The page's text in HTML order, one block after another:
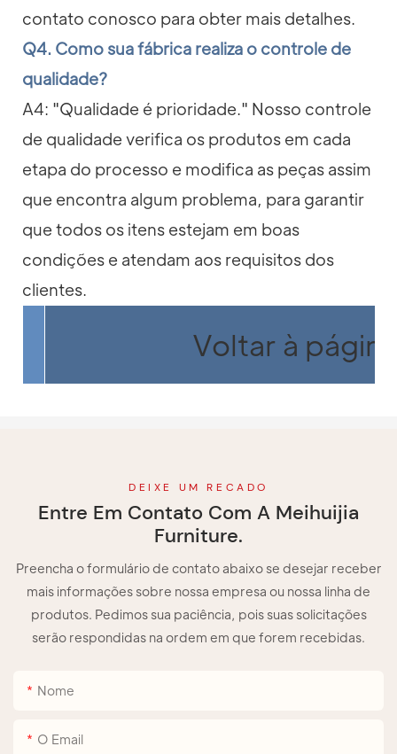
contato conosco para obter mais detalhes.
Q4. Como sua fábrica realiza o controle de
qualidade?
A4: "Qualidade é prioridade." Nosso controle
de qualidade verifica os produtos em cada
etapa do processo e modifica as peças assim
que encontra algum problema, para garantir
que todos os itens estejam em boas
condições e atendam aos requisitos dos
clientes.
Voltar à
DEIXE UM RECADO
Entre Em Contato Com A Meihuijia
Furniture.
Preencha o formulário de contato abaixo se desejar receber
mais informações sobre nossa empresa ou nossa linha de
produtos. Pedimos sua paciência, pois suas solicitações
serão respondidas na ordem em que forem recebidas.
Nome
O Email